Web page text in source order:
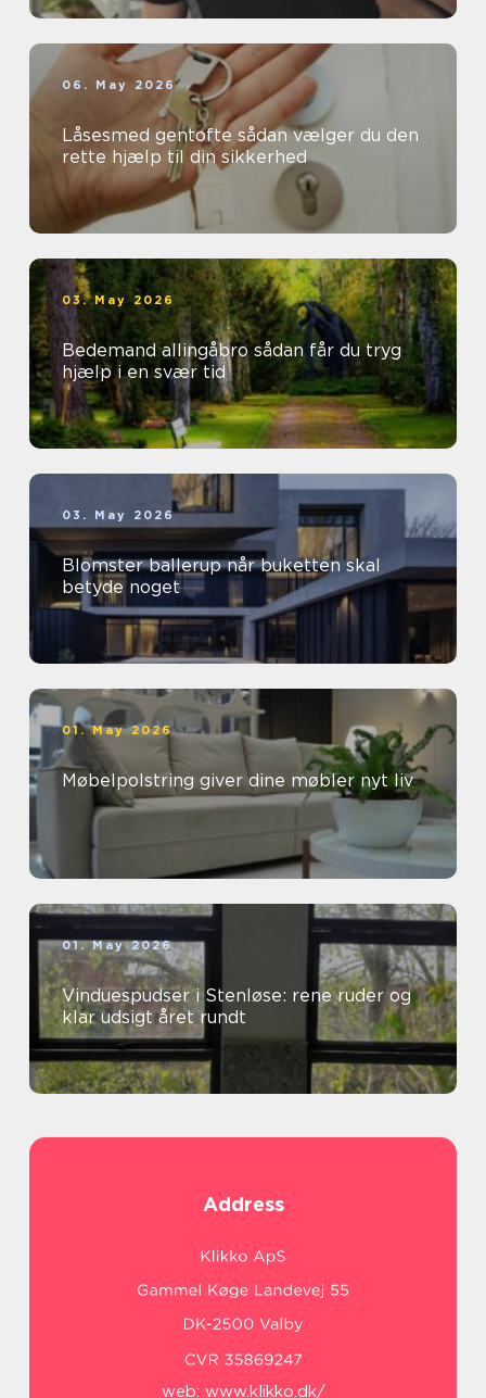
06. May 2026
Låsesmed gentofte sådan vælger du den
rette hjælp til din sikkerhed
03. May 2026
Bedemand allingåbro sådan får du tryg
hjælp i en svær tid
03. May 2026
Blomster ballerup når buketten skal
betyde noget
01. May 2026
Møbelpolstring giver dine møbler nyt liv
01. May 2026
Vinduespudser i Stenløse: rene ruder og
klar udsigt året rundt
Address
web: www.klikko.dk/